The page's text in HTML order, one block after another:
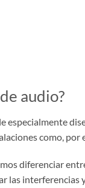
audio?
especialmente
como, por
diferenciar
las interferencias